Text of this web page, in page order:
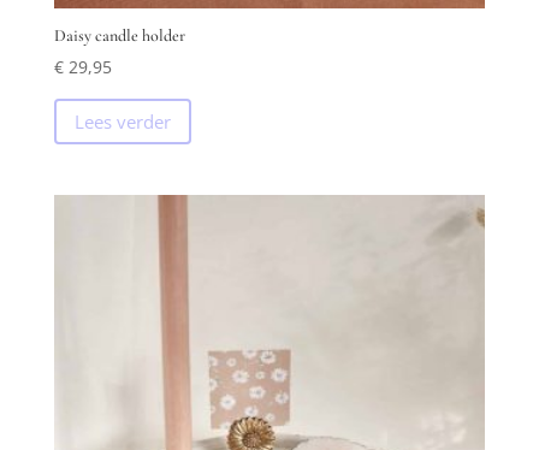
Daisy candle holder
€29,95
Lees verder